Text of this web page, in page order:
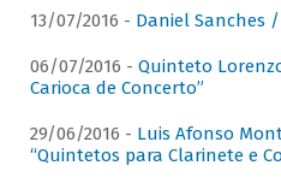
13/07/2016 - Daniel Sanches /
06/07/2016 - Quinteto
Carioca de Concerto”
29/06/2016 - Luis Afonso
“Quintetos para Clarinete e